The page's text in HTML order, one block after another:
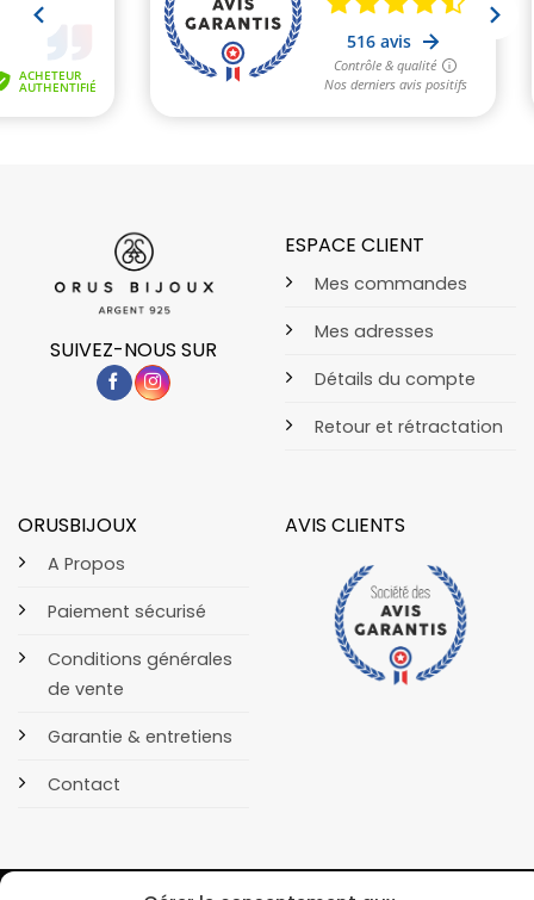
SUIVEZ-NOUS SUR
ESPACE CLIENT
Mes commandes
Mes adresses
Détails du compte
Retour et rétractation
ORUSBIJOUX
A Propos
Paiement sécurisé
Conditions générales
de vente
Garantie & entretiens
Contact
AVIS CLIENTS